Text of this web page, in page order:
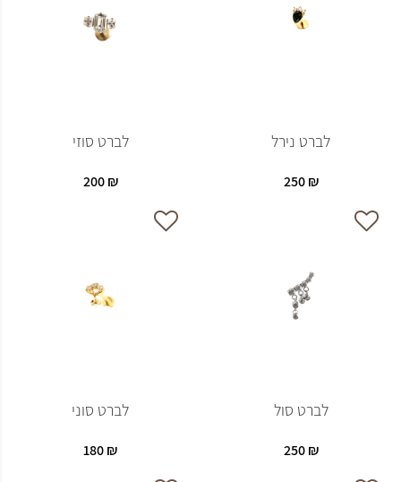
לברט נירל
250₪
לברט סוזי
200₪
לברט סול
250₪
לברט סוני
180₪